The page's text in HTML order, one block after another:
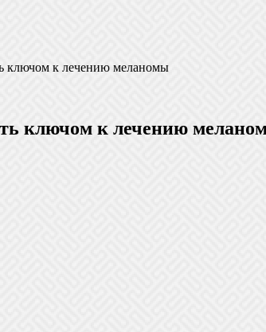
ключом к лечению меланомы
ключом к лечению